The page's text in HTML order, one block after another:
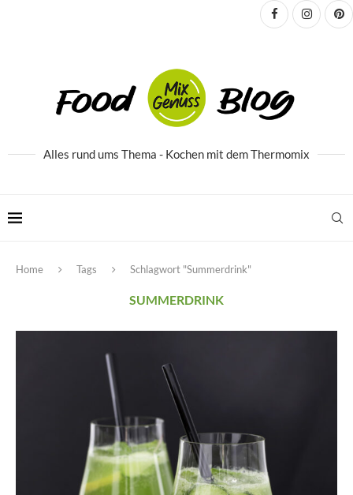
Alles rund ums Thema - Kochen mit dem Thermomix
Home Tags Schlagwort "Summerdrink"
SUMMERDRINK